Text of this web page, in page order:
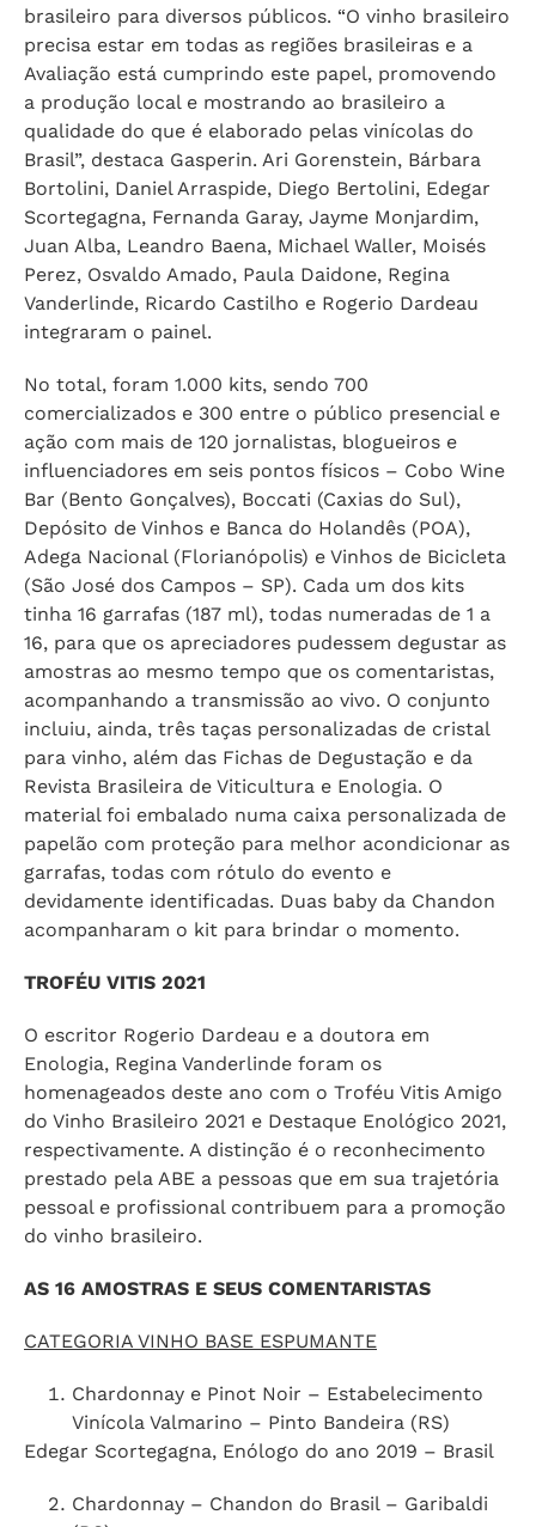
brasileiro para diversos públicos. “O vinho brasileiro
precisa estar em todas as regiões brasileiras e a
Avaliação está cumprindo este papel, promovendo
a produção local e mostrando ao brasileiro a
qualidade do que é elaborado pelas vinícolas do
Brasil”, destaca Gasperin. Ari Gorenstein, Bárbara
Bortolini, Daniel Arraspide, Diego Bertolini, Edegar
Scortegagna, Fernanda Garay, Jayme Monjardim,
Juan Alba, Leandro Baena, Michael Waller, Moisés
Perez, Osvaldo Amado, Paula Daidone, Regina
Vanderlinde, Ricardo Castilho e Rogerio Dardeau
integraram o painel.
No total, foram 1.000 kits, sendo 700
comercializados e 300 entre o público presencial e
ação com mais de 120 jornalistas, blogueiros e
influenciadores em seis pontos físicos – Cobo Wine
Bar (Bento Gonçalves), Boccati (Caxias do Sul),
Depósito de Vinhos e Banca do Holandês (POA),
Adega Nacional (Florianópolis) e Vinhos de Bicicleta
(São José dos Campos – SP). Cada um dos kits
tinha 16 garrafas (187 ml), todas numeradas de 1 a
16, para que os apreciadores pudessem degustar as
amostras ao mesmo tempo que os comentaristas,
acompanhando a transmissão ao vivo. O conjunto
incluiu, ainda, três taças personalizadas de cristal
para vinho, além das Fichas de Degustação e da
Revista Brasileira de Viticultura e Enologia. O
material foi embalado numa caixa personalizada de
papelão com proteção para melhor acondicionar as
garrafas, todas com rótulo do evento e
devidamente identificadas. Duas baby da Chandon
acompanharam o kit para brindar o momento.
TROFÉU VITIS 2021
O escritor Rogerio Dardeau e a doutora em
Enologia, Regina Vanderlinde foram os
homenageados deste ano com o Troféu Vitis Amigo
do Vinho Brasileiro 2021 e Destaque Enológico 2021,
respectivamente. A distinção é o reconhecimento
prestado pela ABE a pessoas que em sua trajetória
pessoal e profissional contribuem para a promoção
do vinho brasileiro.
AS 16 AMOSTRAS E SEUS COMENTARISTAS
CATEGORIA VINHO BASE ESPUMANTE
Chardonnay e Pinot Noir – Estabelecimento
Vinícola Valmarino – Pinto Bandeira (RS)
Edegar Scortegagna, Enólogo do ano 2019 – Brasil
Chardonnay – Chandon do Brasil – Garibaldi